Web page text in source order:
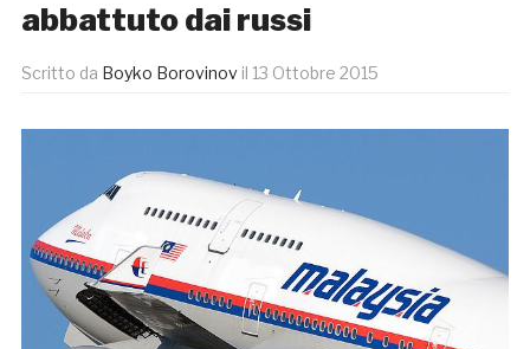
abbattuto dai russi
Scritto da Boyko Borovinov il 13 Ottobre 2015